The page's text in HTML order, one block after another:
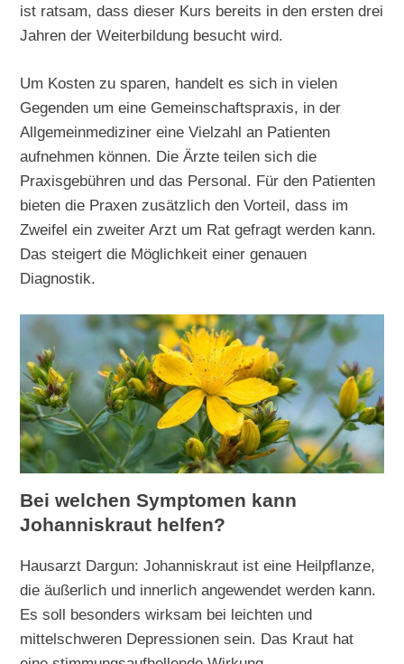
ist ratsam, dass dieser Kurs bereits in den ersten drei
Jahren der Weiterbildung besucht wird.
Um Kosten zu sparen, handelt es sich in vielen
Gegenden um eine Gemeinschaftspraxis, in der
Allgemeinmediziner eine Vielzahl an Patienten
aufnehmen können. Die Ärzte teilen sich die
Praxisgebühren und das Personal. Für den Patienten
bieten die Praxen zusätzlich den Vorteil, dass im
Zweifel ein zweiter Arzt um Rat gefragt werden kann.
Das steigert die Möglichkeit einer genauen
Diagnostik.
Bei welchen Symptomen kann
Johanniskraut helfen?
Hausarzt Dargun: Johanniskraut ist eine Heilpflanze,
die äußerlich und innerlich angewendet werden kann.
Es soll besonders wirksam bei leichten und
mittelschweren Depressionen sein. Das Kraut hat